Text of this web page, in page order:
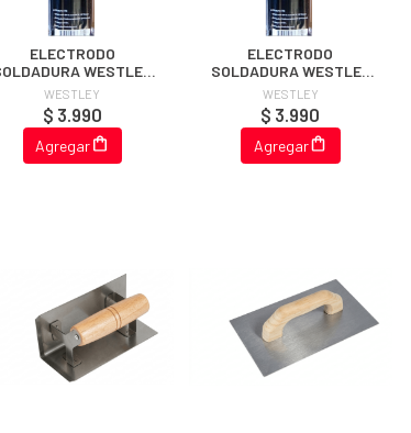
ELECTRODO
WESTLEY
E6011 1/8" 1 KG
WESTLEY
$ 3.990
Agregar
ELECTRODO
SOLDADURA WESTLEY
E6011 3/32" 1 KG
WESTLEY
$ 3.990
Agregar